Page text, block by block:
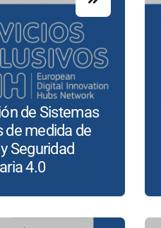
de Sistemas
de medida de
Seguridad
4.0